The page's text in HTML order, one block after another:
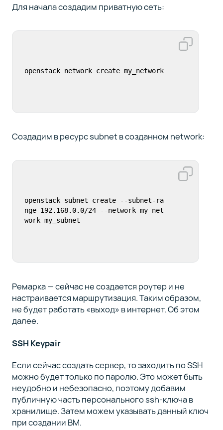
Для начала создадим приватную сеть:
openstack network create my_network
Создадим в ресурс subnet в созданном network:
openstack subnet create --subnet-ra
nge 192.168.0.0/24 --network my_net
work my_subnet
Ремарка — сейчас не создается роутер и не
настраивается маршрутизация. Таким образом,
не будет работать «выход» в интернет. Об этом
далее.
SSH Keypair
Если сейчас создать сервер, то заходить по SSH
можно будет только по паролю. Это может быть
неудобно и небезопасно, поэтому добавим
публичную часть персонального ssh-ключа в
хранилище. Затем можем указывать данный ключ
при создании ВМ.